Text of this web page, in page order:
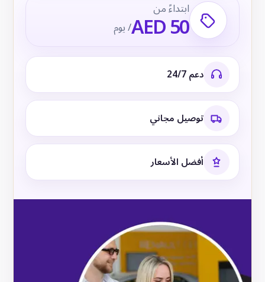
ابتداءً من
AED 50/ يوم
دعم 24/7
توصيل مجاني
أفضل الأسعار